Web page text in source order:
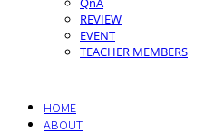
REVIEW
EVENT
TEACHER MEMBERS
HOME
ABOUT